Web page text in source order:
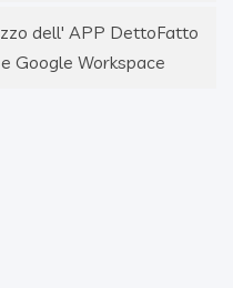
dell' APP DettoFatto
Google Workspace